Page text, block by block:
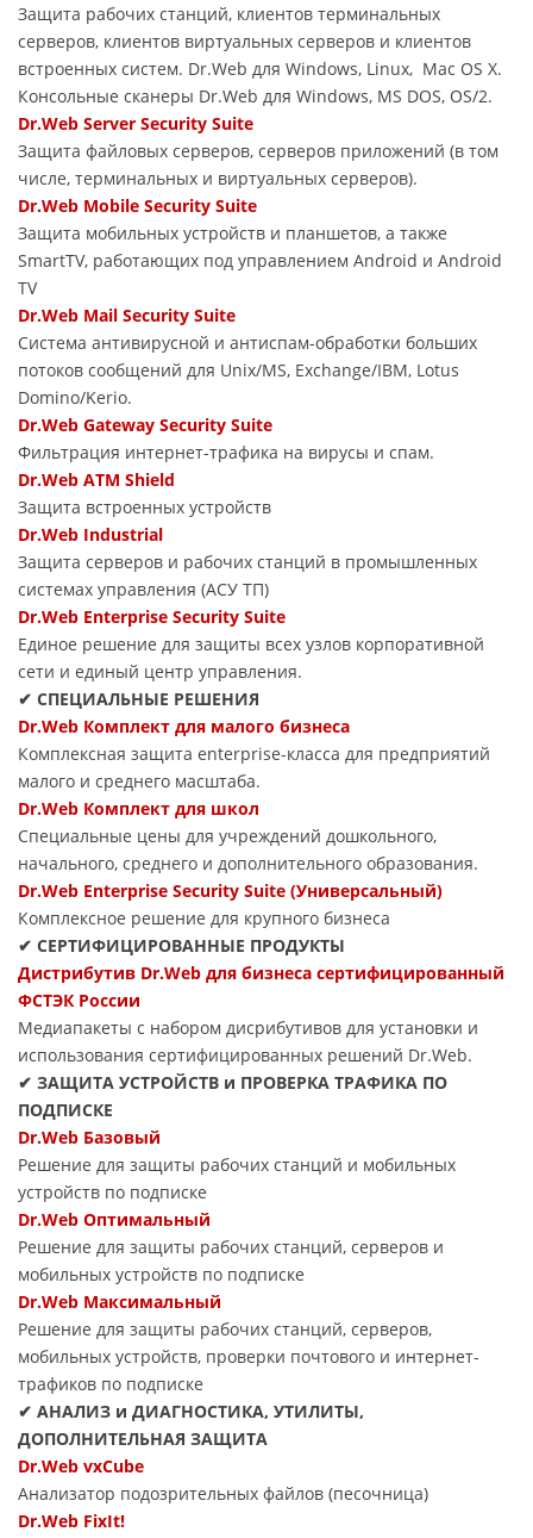
Защита рабочих станций, клиентов терминальных
серверов, клиентов виртуальных серверов и клиентов
встроенных систем. Dr.Web для Windows, Linux, Mac OS X.
Консольные сканеры Dr.Web для Windows, MS DOS, OS/2.
Dr.Web Server Security Suite
Защита файловых серверов, серверов приложений (в том
числе, терминальных и виртуальных серверов).
Dr.Web Mobile Security Suite
Защита мобильных устройств и планшетов, а также
SmartTV, работающих под управлением Android и Android
TV
Dr.Web Mail Security Suite
Система антивирусной и антиспам-обработки больших
потоков сообщений для Unix/MS, Exchange/IBM, Lotus
Domino/Kerio.
Dr.Web Gateway Security Suite
Фильтрация интернет-трафика на вирусы и спам.
Dr.Web ATM Shield
Защита встроенных устройств
Dr.Web Industrial
Защита серверов и рабочих станций в промышленных
системах управления (АСУ ТП)
Dr.Web Enterprise Security Suite
Единое решение для защиты всех узлов корпоративной
сети и единый центр управления.
✔ СПЕЦИАЛЬНЫЕ РЕШЕНИЯ
Dr.Web Комплект для малого бизнеса
Комплексная защита enterprise-класса для предприятий
малого и среднего масштаба.
Dr.Web Комплект для школ
Специальные цены для учреждений дошкольного,
начального, среднего и дополнительного образования.
Dr.Web Enterprise Security Suite (Универсальный)
Комплексное решение для крупного бизнеса
✔ СЕРТИФИЦИРОВАННЫЕ ПРОДУКТЫ
Дистрибутив Dr.Web для бизнеса сертифицированный
ФСТЭК России
Медиапакеты с набором дисрибутивов для установки и
использования сертифицированных решений Dr.Web.
✔ ЗАЩИТА УСТРОЙСТВ и ПРОВЕРКА ТРАФИКА ПО
ПОДПИСКЕ
Dr.Web Базовый
Решение для защиты рабочих станций и мобильных
устройств по подписке
Dr.Web Оптимальный
Решение для защиты рабочих станций, серверов и
мобильных устройств по подписке
Dr.Web Максимальный
Решение для защиты рабочих станций, серверов,
мобильных устройств, проверки почтового и интернет-
трафиков по подписке
✔ АНАЛИЗ и ДИАГНОСТИКА, УТИЛИТЫ,
ДОПОЛНИТЕЛЬНАЯ ЗАЩИТА
Dr.Web vxCube
Анализатор подозрительных файлов (песочница)
Dr.Web FixIt!